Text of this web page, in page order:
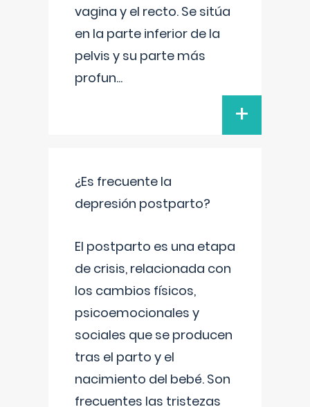
vagina y el recto. Se sitúa
en la parte inferior de la
pelvis y su parte más
profun...
+
¿Es frecuente la
depresión postparto?
El postparto es una etapa
de crisis, relacionada con
los cambios físicos,
psicoemocionales y
sociales que se producen
tras el parto y el
nacimiento del bebé. Son
frecuentes las tristezas